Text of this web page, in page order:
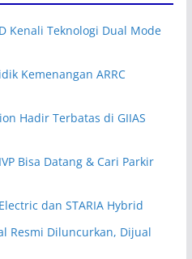
Kenali Teknologi Dual Mode
Kemenangan ARRC
Hadir Terbatas di GIIAS
Bisa Datang & Cari Parkir
dan STARIA Hybrid
Resmi Diluncurkan, Dijual